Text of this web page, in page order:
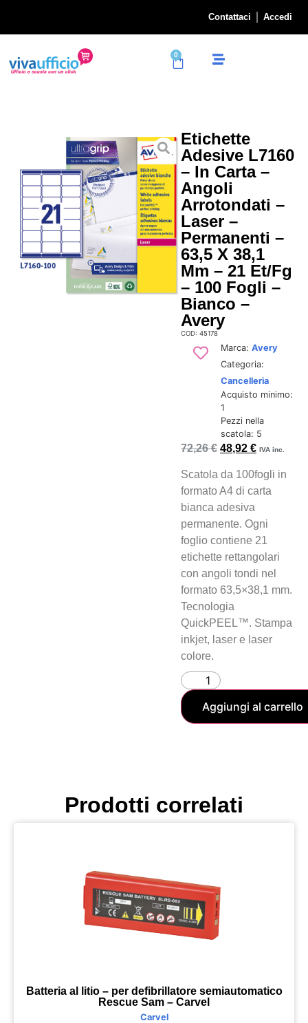
Contattaci Accedi
0
Etichette
Adesive L7160
– In Carta –
Angoli
Arrotondati –
Laser –
Permanenti –
63,5 X 38,1
Mm – 21 Et/fg
– 100 Fogli –
Bianco –
Avery
COD: 45178
Marca: Avery
Categoria:
Cancelleria
Acquisto minimo:
1
Pezzi nella
scatola: 5
72,26€ 48,92€ IVA inc.
Scatola da 100fogli in
formato A4 di carta
bianca adesiva
permanente. Ogni
foglio contiene 21
etichette rettangolari
con angoli tondi nel
formato 63,5×38,1 mm.
Tecnologia
QuickPEEL™. Stampa
inkjet, laser e laser
colore.
Aggiungi al carrello
Prodotti correlati
Batteria al litio – per defibrillatore semiautomatico
Rescue Sam – Carvel
Carvel